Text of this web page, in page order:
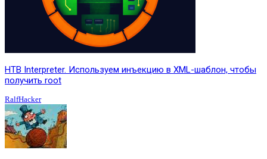
HTB Interpreter. Используем инъекцию в XML-шаблон, чтобы
получить root
RalfHacker